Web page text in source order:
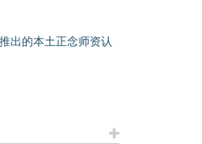
出的本土正念师资认